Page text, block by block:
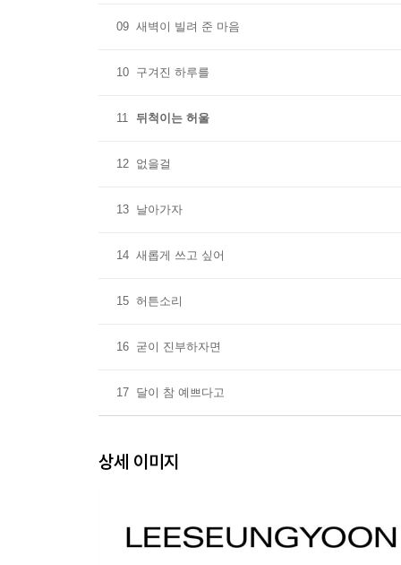
09 새벽이 빌려 준 마음
10 구겨진 하루를
11 뒤척이는 허울
12 없을걸
13 날아가자
14 새롭게 쓰고 싶어
15 허튼소리
16 굳이 진부하자면
17 달이 참 예쁘다고
상세 이미지